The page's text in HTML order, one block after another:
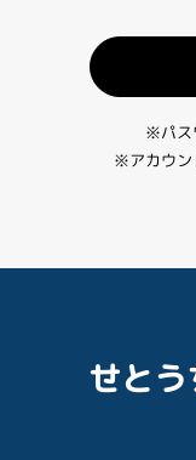
※パス
※アカウン
せと